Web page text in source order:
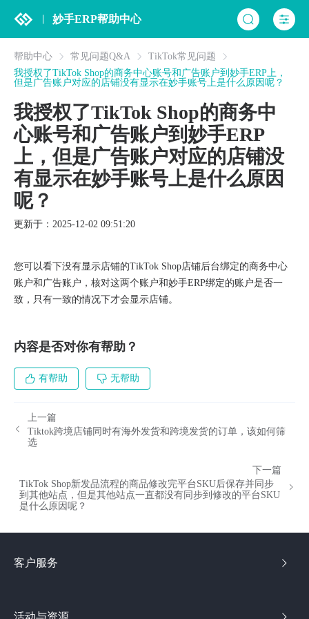
妙手ERP帮助中心
帮助中心 常见问题Q&A
TikTok常见问题
我授权了TikTok Shop的商务中心账号和广告账户到妙手ERP上，
但是广告账户对应的店铺没有显示在妙手账号上是什么原因呢？
我授权了TikTok Shop的商务中
心账号和广告账户到妙手ERP
上，但是广告账户对应的店铺没
有显示在妙手账号上是什么原因
呢？
更新于：2025-12-02 09:51:20
您可以看下没有显示店铺的TikTok Shop店铺后台绑定的商务中心
账户和广告账户，核对这两个账户和妙手ERP绑定的账户是否一
致，只有一致的情况下才会显示店铺。
内容是否对你有帮助？
有帮助 无帮助
上一篇
Tiktok跨境店铺同时有海外发货和跨境发货的订单，该如何筛
选
下一篇
TikTok Shop新发品流程的商品修改完平台SKU后保存并同步
到其他站点，但是其他站点一直都没有同步到修改的平台SKU
是什么原因呢？
客户服务
活动与资源